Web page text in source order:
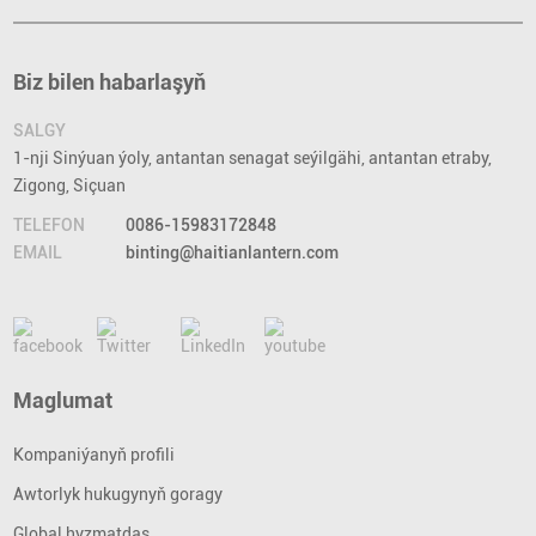
Biz bilen habarlaşyň
SALGY
1-nji Sinýuan ýoly, antantan senagat seýilgähi, antantan etraby,
Zigong, Siçuan
TELEFON
0086-15983172848
EMAIL
binting@haitianlantern.com
Maglumat
Kompaniýanyň profili
Awtorlyk hukugynyň goragy